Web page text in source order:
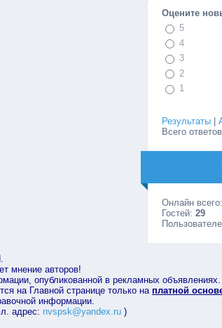
Оцените
5
4
3
2
1
Результаты |
Всего
Онлайн
Гостей:29
мнение авторов!
опубликованной в рекламных объявлениях.
на Главной странице только на платной
информации.
адрес: nvspsk@yandex.ru)